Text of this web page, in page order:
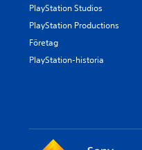
PlayStation Studios
PlayStation Productions
Företag
PlayStation-historia